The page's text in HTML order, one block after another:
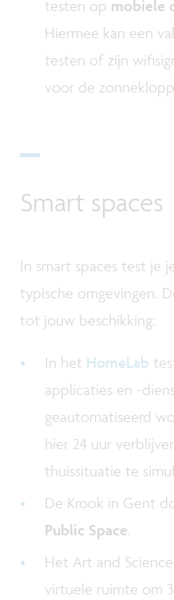
testen op mobiele
Hiermee kan een
testen of zijn
voor de
Smart spaces
In smart spaces test je
typische omgevingen.
tot jouw beschikking:
In het HomeLab
applicaties en -
geautomatiseerd
hier 24 uur
thuissituatie te
De Krook in Gent
Public Space.
Het Art and
virtuele ruimte om